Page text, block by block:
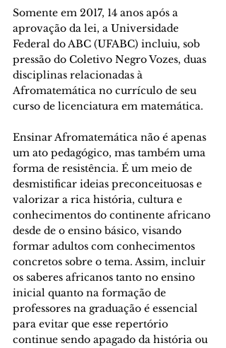
Somente em 2017, 14 anos após a
aprovação da lei, a Universidade
Federal do ABC (UFABC) incluiu, sob
pressão do Coletivo Negro Vozes, duas
disciplinas relacionadas à
Afromatemática no currículo de seu
curso de licenciatura em matemática.
Ensinar Afromatemática não é apenas
um ato pedagógico, mas também uma
forma de resistência. É um meio de
desmistificar ideias preconceituosas e
valorizar a rica história, cultura e
conhecimentos do continente africano
desde de o ensino básico, visando
formar adultos com conhecimentos
concretos sobre o tema. Assim, incluir
os saberes africanos tanto no ensino
inicial quanto na formação de
professores na graduação é essencial
para evitar que esse repertório
continue sendo apagado da história ou